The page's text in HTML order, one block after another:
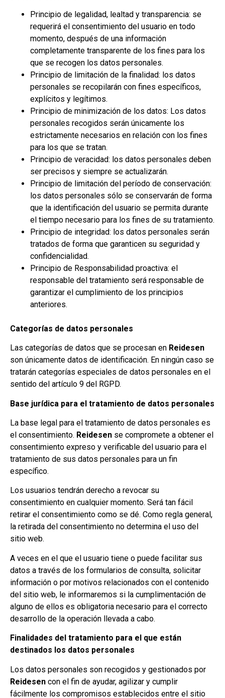
Principio de legalidad, lealtad y transparencia: se
requerirá el consentimiento del usuario en todo
momento, después de una información
completamente transparente de los fines para los
que se recogen los datos personales.
Principio de limitación de la finalidad: los datos
personales se recopilarán con fines específicos,
explícitos y legítimos.
Principio de minimización de los datos: Los datos
personales recogidos serán únicamente los
estrictamente necesarios en relación con los fines
para los que se tratan.
Principio de veracidad: los datos personales deben
ser precisos y siempre se actualizarán.
Principio de limitación del período de conservación:
los datos personales sólo se conservarán de forma
que la identificación del usuario se permita durante
el tiempo necesario para los fines de su tratamiento.
Principio de integridad: los datos personales serán
tratados de forma que garanticen su seguridad y
confidencialidad.
Principio de Responsabilidad proactiva: el
responsable del tratamiento será responsable de
garantizar el cumplimiento de los principios
anteriores.
Categorías de datos personales
Las categorías de datos que se procesan en Reidesen
son únicamente datos de identificación. En ningún caso se
tratarán categorías especiales de datos personales en el
sentido del artículo 9 del RGPD.
Base jurídica para el tratamiento de datos personales
La base legal para el tratamiento de datos personales es
el consentimiento. Reidesen se compromete a obtener el
consentimiento expreso y verificable del usuario para el
tratamiento de sus datos personales para un fin
específico.
Los usuarios tendrán derecho a revocar su
consentimiento en cualquier momento. Será tan fácil
retirar el consentimiento como se dé. Como regla general,
la retirada del consentimiento no determina el uso del
sitio web.
A veces en el que el usuario tiene o puede facilitar sus
datos a través de los formularios de consulta, solicitar
información o por motivos relacionados con el contenido
del sitio web, le informaremos si la cumplimentación de
alguno de ellos es obligatoria necesario para el correcto
desarrollo de la operación llevada a cabo.
Finalidades del tratamiento para el que están
destinados los datos personales
Los datos personales son recogidos y gestionados por
Reidesen con el fin de ayudar, agilizar y cumplir
fácilmente los compromisos establecidos entre el sitio